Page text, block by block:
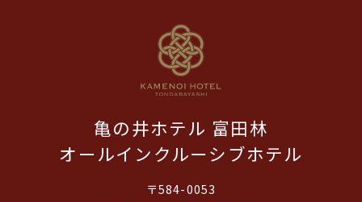
亀の井ホテル 富田林
オールインクルーシブホテル
〒584-0053